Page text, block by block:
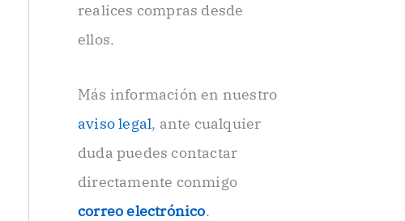
.realices compras desde
ellos.
Más información en nuestro
aviso legal, ante cualquier
duda puedes contactar
directamente conmigo
correo electrónico.